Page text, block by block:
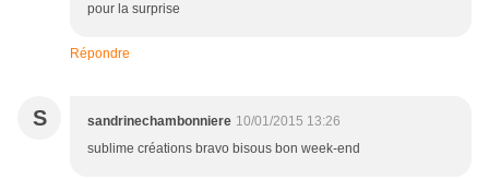
pour la surprise
Répondre
S sandrinechambonniere 10/01/2015 13:26
sublime créations bravo bisous bon week-end